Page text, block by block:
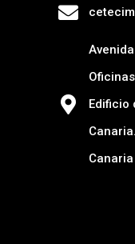
Edificio
Canaria